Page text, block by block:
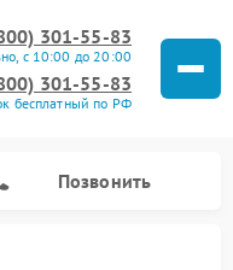
301-55-83
с 10:00 до 20:00
301-55-83
бесплатный по РФ
Позвонить